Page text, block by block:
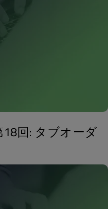
回: タブオーダ